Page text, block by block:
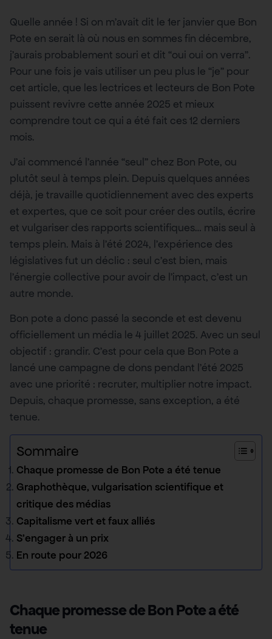
Quelle année ! Si on m’avait dit le 1er janvier que Bon
Pote en serait là où nous en sommes fin décembre,
j’aurais probablement souri et dit “oui oui on verra”.
Pour une fois je vais utiliser un peu plus le “je” pour
cet article, que les lectrices et lecteurs de Bon Pote
puissent revivre cette année 2025 et mieux
comprendre tout ce qui a été fait ces 12 derniers
mois.
J’ai commencé l’année “seul” chez Bon Pote, ou
plutôt seul à temps plein. Depuis quelques années
déjà, je travaille quotidiennement avec des experts
et expertes, que ce soit pour créer des outils, écrire
et vulgariser des rapports scientifiques… mais seul à
temps plein. Mais à l’été 2024, l’expérience des
législatives fut un déclic : seul c’est bien, mais
l’énergie collective pour avoir de l’impact, c’est un
autre monde.
Bon pote a donc passé la seconde et est devenu
officiellement un média le 4 juillet 2025. Avec un seul
objectif : grandir. C’est pour cela que Bon Pote a
lancé une campagne de dons pendant l’été 2025
avec une priorité : recruter, multiplier notre impact.
Depuis, chaque promesse, sans exception, a été
tenue.
Sommaire
Chaque promesse de Bon Pote a été tenue
Graphothèque, vulgarisation scientifique et
critique des médias
Capitalisme vert et faux alliés
S’engager à un prix
En route pour 2026
Chaque promesse de Bon Pote a été
tenue